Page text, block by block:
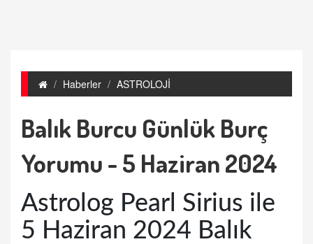
Haberler ASTROLOJİ
Balık Burcu Günlük Burç
Yorumu - 5 Haziran 2024
Astrolog Pearl Sirius ile
5 Haziran 2024 Balık